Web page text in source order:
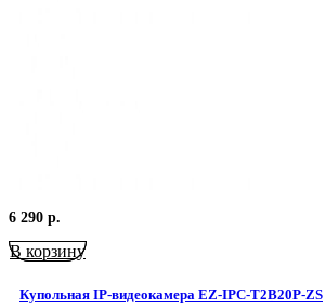
6 290 р.
В корзину
Купольная IP-видеокамера EZ-IPC-T2B20P-ZS